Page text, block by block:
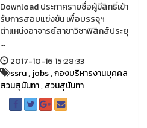
Download ประกาศรายชื่อผู้มีสิทธิ์เข้า
รับการสอบแข่งขัน เพื่อบรรจุฯ
ตำแหน่งอาจารย์สาขาวิชาฟิสิกส์ประยุ
...
2017-10-16 15:28:33
ssru,jobs,กองบริหารงานบุคคล
สวนสุนันทา,สวนสุนันทา